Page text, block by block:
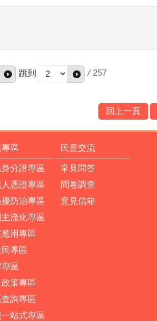
跳到 / 257
回上一頁
區
身分證專區
人憑證專區
防治專區
流化專區
用專區
專區
區
政策專區
詢專區
站式專區
民意交流
常見問答
問卷調查
意見信箱